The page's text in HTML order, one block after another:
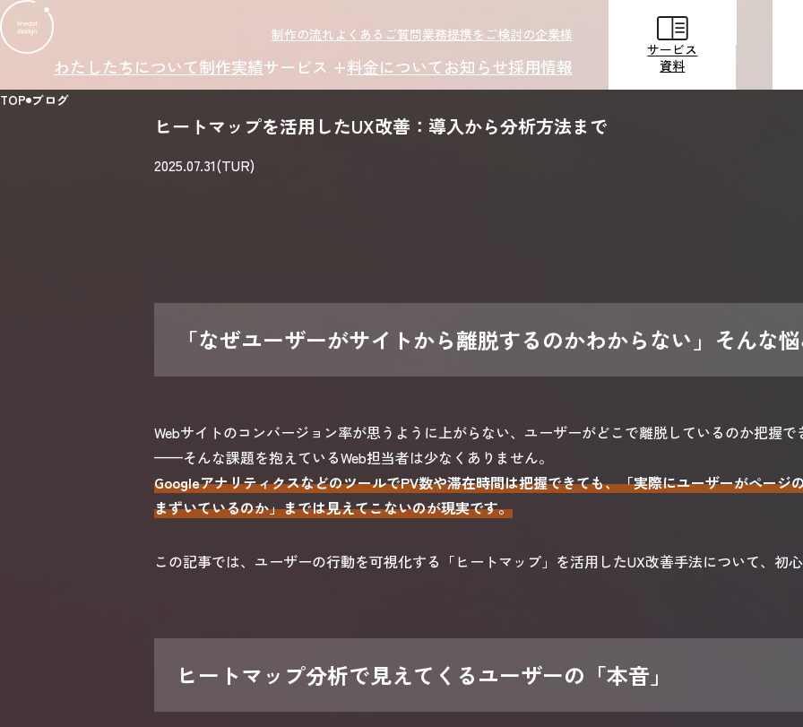
制作の流れ よくあるご質問業務提携をご検討の企業様
わたしたちについて制作実績サービス +料金についてお知らせ採用情報
サービス
資料
TOP ブログ
ヒートマップを活用したUX改善：導入から分析方法まで
2025.07.31(TUR)
「なぜユーザーがサイトから離脱するのかわからない」そんな
Webサイトのコンバージョン率が思うように上がらない、ユーザーがどこで離脱しているのか把握で
——そんな課題を抱えているWeb担当者は少なくありません。
GoogleアナリティクスなどのツールでPV数や滞在時間は把握できても、「実際にユーザーがページ
まずいているのか」までは見えてこないのが現実です。
この記事では、ユーザーの行動を可視化する「ヒートマップ」を活用したUX改善手法について、初
ヒートマップ分析で見えてくるユーザーの「本音」